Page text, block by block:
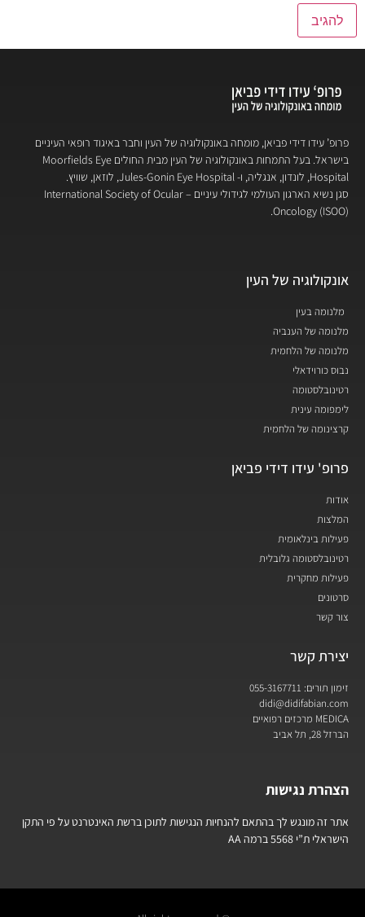
פרופ’ עידו דידי פביאן, מומחה באונקולוגיה של העין וחבר באיגוד רופאי העיניים
בישראל. בעל התמחות באונקולוגיה של העין מבית החולים Moorfields Eye
Hospital, לונדון, אנגליה, ו- Jules-Gonin Eye Hospital, לוזאן, שוויץ.
סגן נשיא הארגון העולמי לגידולי עיניים – International Society of Ocular
Oncology (ISOO).
אונקולוגיה של העין
מלנומה בעין
מלנומה של הענביה
מלנומה של הלחמית
נבוס כורוידאלי
רטינובלסטומה
לימפומה עינית
קרצינומה של הלחמית
פרופ' עידו דידי פביאן
אודות
המלצות
פעילות בינלאומית
רטינובלסטומה גלובלית
פעילות מחקרית
סרטונים
צור קשר
יצירת קשר
זימון תורים: 055-3167711
didi@didifabian.com
MEDICA מרכזים רפואיים
הברזל 28, תל אביב
הצהרת נגישות
אתר זה מונגש לך בהתאם להנחיות הנגישות לתוכן ברשת האינטרנט על פי התקן
הישראלי ת”י 5568 ברמה AA